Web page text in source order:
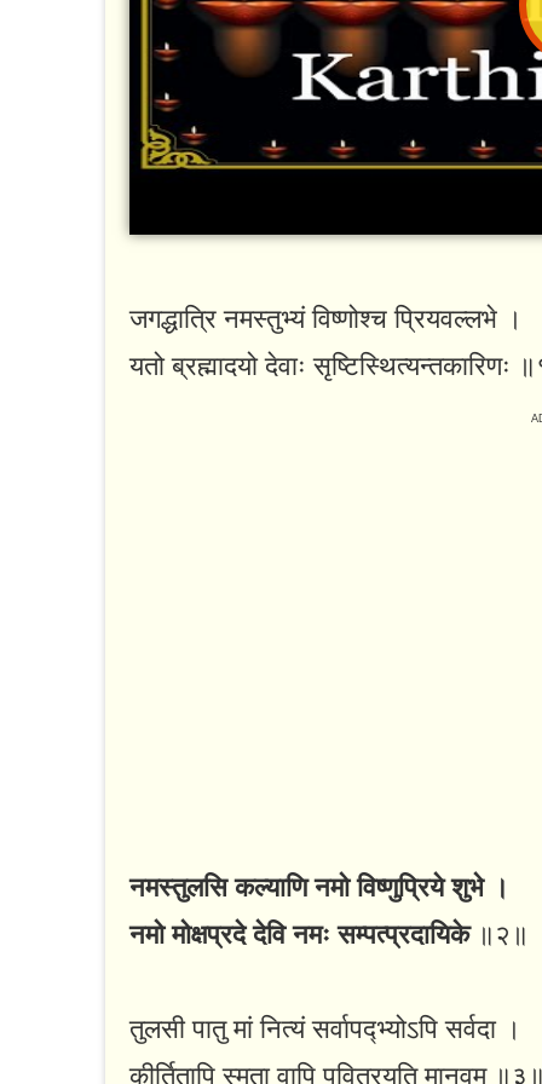
जगद्धात्रि नमस्तुभ्यं विष्णोश्च प्रियवल्लभे ।
यतो ब्रह्मादयो देवाः सृष्टिस्थित्यन्तकारिणः
नमस्तुलसि कल्याणि नमो विष्णुप्रिये शुभे ।
नमो मोक्षप्रदे देवि नमः सम्पत्प्रदायिके ॥२॥
तुलसी पातु मां नित्यं सर्वापद्भ्योऽपि सर्वदा ।
कीर्तितापि स्मृता वापि पवित्रयति मानवम्